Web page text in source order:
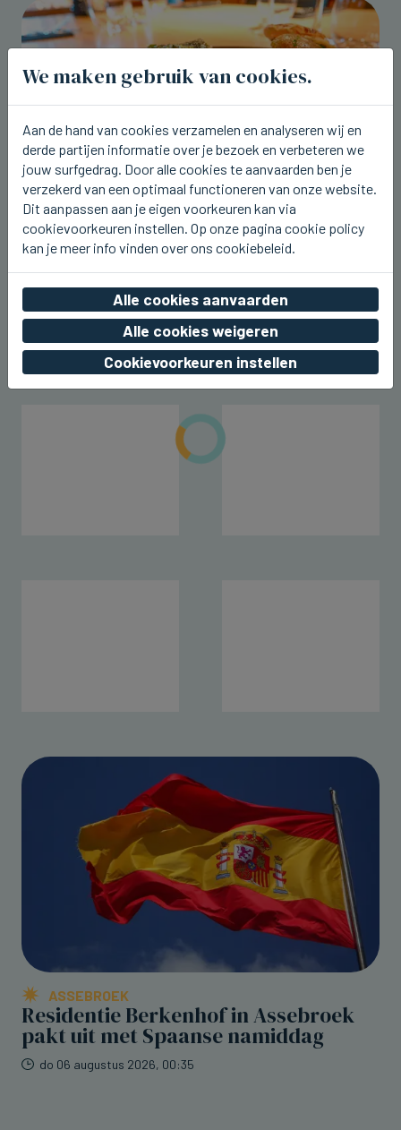
BRUGGE
Tartaar van tonijn en zonnevis op de
nieuwe weeklunch bij Breydel de
Coninc
do 06 augustus 2026, 17:43
ASSEBROEK
Residentie Berkenhof in Assebroek
pakt uit met Spaanse namiddag
do 06 augustus 2026, 00:35
We maken gebruik van cookies.
Aan de hand van cookies verzamelen en analyseren wij en
derde partijen informatie over je bezoek en verbeteren we
jouw surfgedrag. Door alle cookies te aanvaarden ben je
verzekerd van een optimaal functioneren van onze website.
Dit aanpassen aan je eigen voorkeuren kan via
cookievoorkeuren instellen. Op onze pagina cookie policy
kan je meer info vinden over ons cookiebeleid.
Alle cookies aanvaarden
Alle cookies weigeren
Cookievoorkeuren instellen